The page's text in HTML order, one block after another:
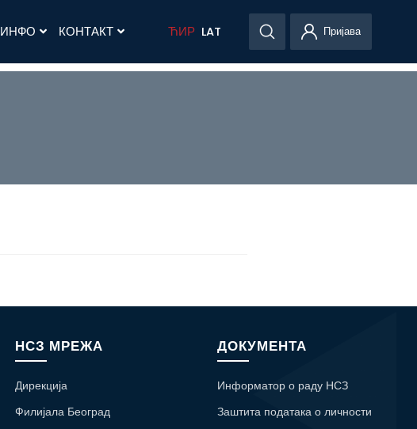
ИНФО КОНТАКТ ЋИР LAT Пријава
НСЗ МРЕЖА
Дирекција
Филијала Београд
ДОКУМЕНТА
Информатор о раду НСЗ
Заштита података о личности